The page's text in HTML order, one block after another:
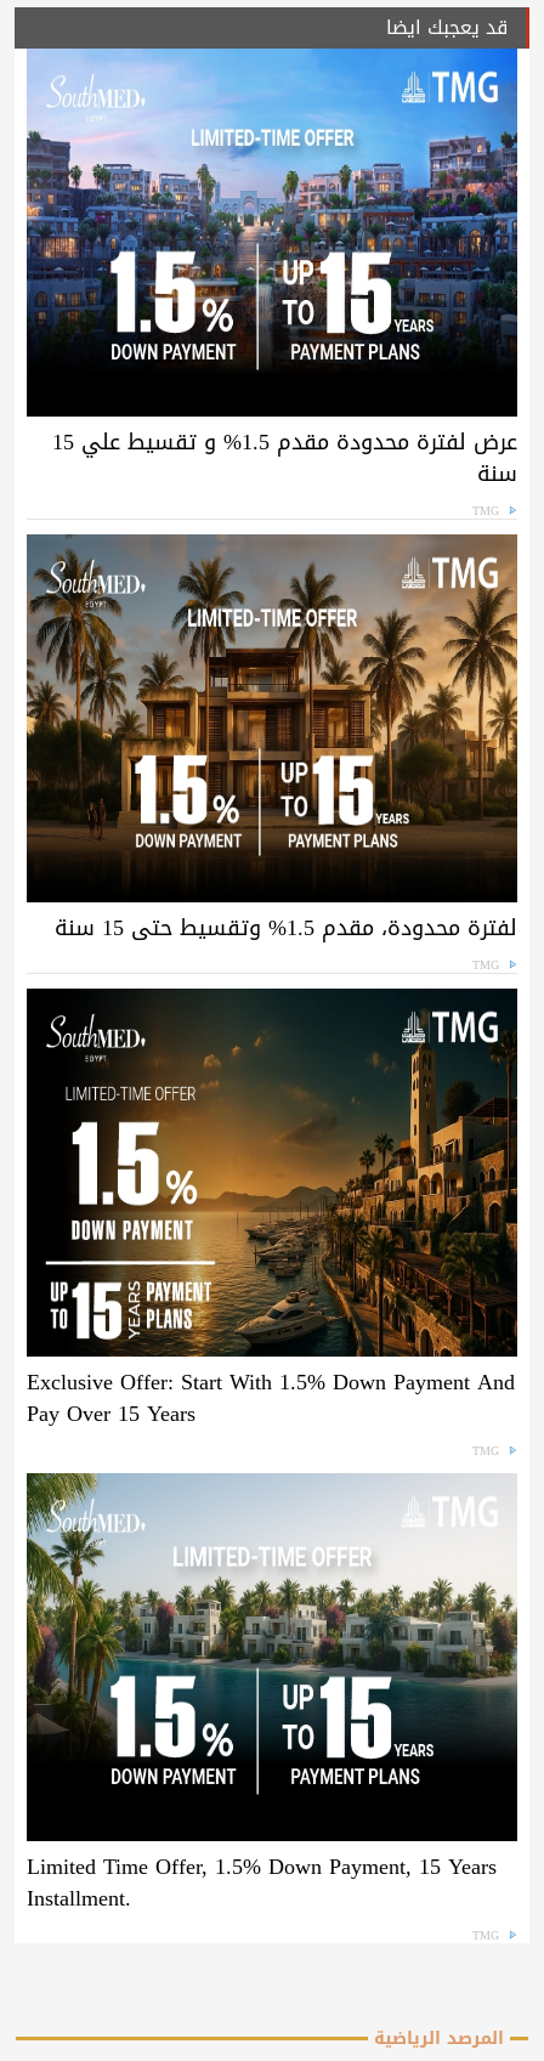
قد يعجبك ايضا
عرض لفترة محدودة مقدم 1.5% و تقسيط علي 15
سنة
TMG
لفترة محدودة، مقدم 1.5% وتقسيط حتى 15 سنة
TMG
Exclusive Offer: Start With 1.5% Down Payment And
Pay Over 15 Years
TMG
Limited Time Offer, 1.5% Down Payment, 15 Years
Installment.
TMG
المرصد الرياضية